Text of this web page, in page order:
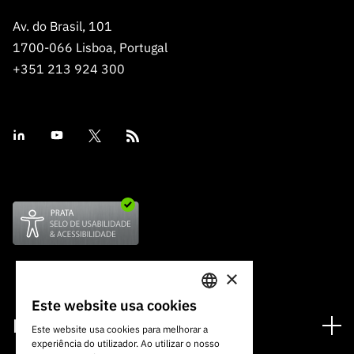
Av. do Brasil, 101
1700-066 Lisboa, Portugal
+351 213 924 300
Financiamento
PORTUGUESE
ENGLISH
×
Este website usa cookies
Este website usa cookies para melhorar a
experiência do utilizador. Ao utilizar o nosso